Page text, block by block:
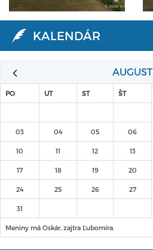
KALENDÁR
AUGUST
PO UT ST ŠT
03 04 05 06
10 11 12 13
17 18 19 20
24 25 26 27
31
Meniny má Oskár, zajtra Ľubomíra.